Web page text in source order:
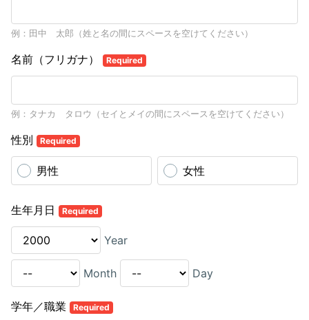
例：田中 太郎（姓と名の間にスペースを空けてください）
名前（フリガナ） Required
例：タナカ タロウ（セイとメイの間にスペースを空けてください）
性別 Required
男性 女性
生年月日 Required
Year
Month Day
学年／職業 Required